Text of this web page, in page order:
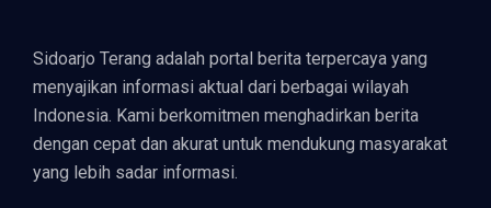
Sidoarjo Terang adalah portal berita terpercaya yang
menyajikan informasi aktual dari berbagai wilayah
Indonesia. Kami berkomitmen menghadirkan berita
dengan cepat dan akurat untuk mendukung masyarakat
yang lebih sadar informasi.